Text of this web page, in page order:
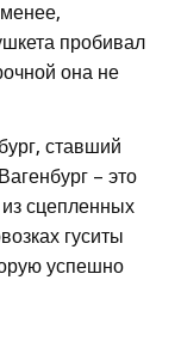
пробивал
она не
ставший
– это
сцепленных
гуситы
успешно